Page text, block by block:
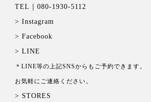
TEL｜080-1930-5112
> Instagram
> Facebook
> LINE
＊LINE等の上記SNSからもご予約できます。
お気軽にご連絡ください。
> STORES